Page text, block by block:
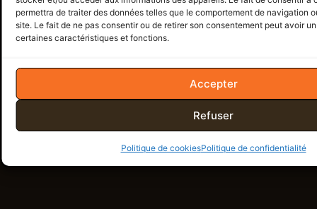
permettra de traiter des données telles que le comportement de navigation
site. Le fait de ne pas consentir ou de retirer son consentement peut avoir
certaines caractéristiques et fonctions.
Accepter
Refuser
Politique de cookiesPolitique de confidentialité